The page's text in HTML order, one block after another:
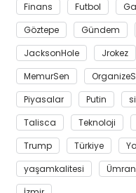
Finans
Futbol
Göztepe
Gündem
JacksonHole
Jrokez
MemurSen
Piyasalar
Putin
Talisca
Teknoloji
Trump
Türkiye
yaşamkalitesi